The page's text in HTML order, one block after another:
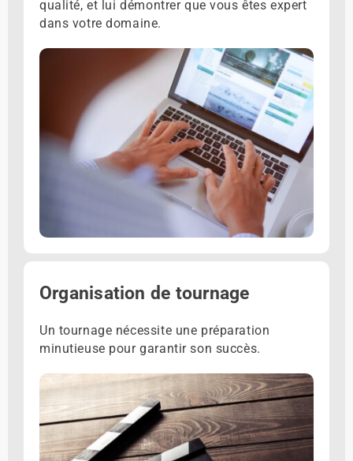
qualité, et lui démontrer que vous êtes expert
dans votre domaine.
Organisation de tournage
Un tournage nécessite une préparation
minutieuse pour garantir son succès.